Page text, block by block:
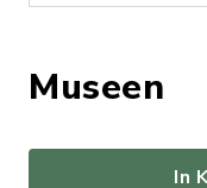
Museen
In